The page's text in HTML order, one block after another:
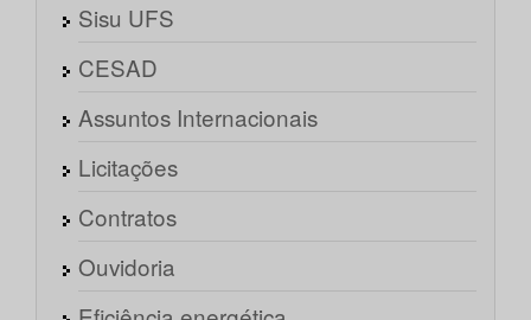
Sisu UFS
CESAD
Assuntos Internacionais
Licitações
Contratos
Ouvidoria